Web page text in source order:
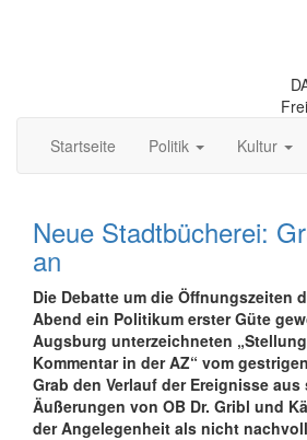
Startseite
Politik Kultur
Neue Stadtbücherei:
an
Die Debatte um die Öffnungszeiten
Abend ein Politikum erster Güte
Augsburg unterzeichneten
Kommentar in der AZ“ vom
Grab den Verlauf der Ereignisse
Äußerungen von OB Dr. Gribl und
der Angelegenheit als nicht